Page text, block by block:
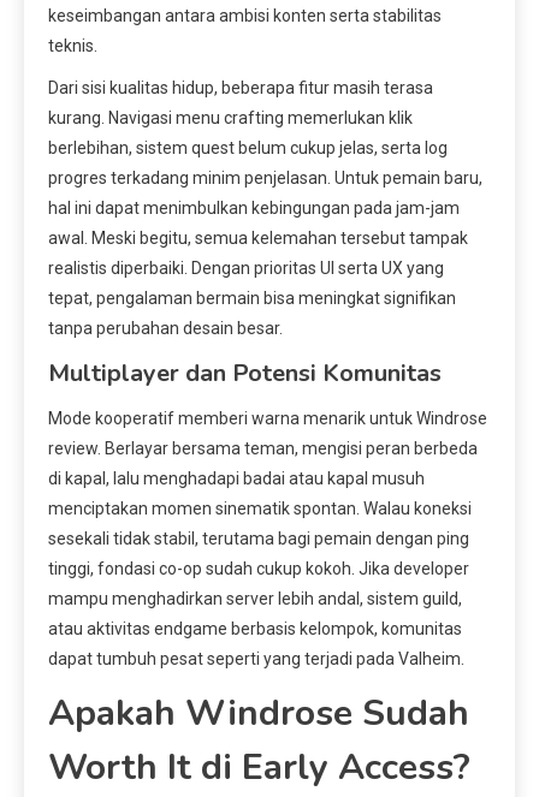
keseimbangan antara ambisi konten serta stabilitas
teknis.
Dari sisi kualitas hidup, beberapa fitur masih terasa
kurang. Navigasi menu crafting memerlukan klik
berlebihan, sistem quest belum cukup jelas, serta log
progres terkadang minim penjelasan. Untuk pemain baru,
hal ini dapat menimbulkan kebingungan pada jam-jam
awal. Meski begitu, semua kelemahan tersebut tampak
realistis diperbaiki. Dengan prioritas UI serta UX yang
tepat, pengalaman bermain bisa meningkat signifikan
tanpa perubahan desain besar.
Multiplayer dan Potensi Komunitas
Mode kooperatif memberi warna menarik untuk Windrose
review. Berlayar bersama teman, mengisi peran berbeda
di kapal, lalu menghadapi badai atau kapal musuh
menciptakan momen sinematik spontan. Walau koneksi
sesekali tidak stabil, terutama bagi pemain dengan ping
tinggi, fondasi co-op sudah cukup kokoh. Jika developer
mampu menghadirkan server lebih andal, sistem guild,
atau aktivitas endgame berbasis kelompok, komunitas
dapat tumbuh pesat seperti yang terjadi pada Valheim.
Apakah Windrose Sudah
Worth It di Early Access?